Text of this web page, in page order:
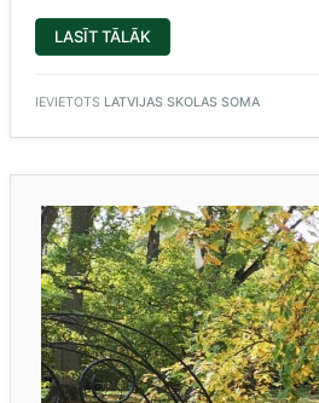
LASĪT TĀLĀK
CENTRA
IEVIETOTS LATVIJAS SKOLAS SOMA